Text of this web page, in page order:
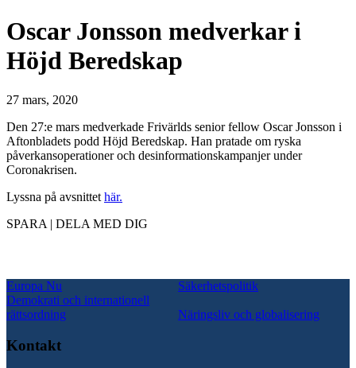
Oscar Jonsson medverkar i
Höjd Beredskap
27 mars, 2020
Den 27:e mars medverkade Frivärlds senior fellow Oscar Jonsson i
Aftonbladets podd Höjd Beredskap. Han pratade om ryska
påverkansoperationer och desinformationskampanjer under
Coronakrisen.
Lyssna på avsnittet här.
SPARA | DELA MED DIG
Europa Nu
Säkerhetspolitik
Demokrati och internationell
rättsordning
Näringsliv och globalisering
Kontakt